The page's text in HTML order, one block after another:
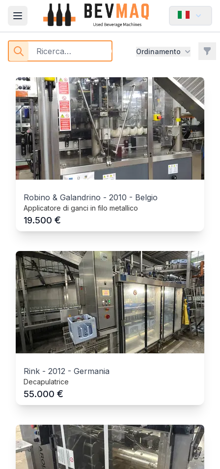
Open main menu
Acquisto di macchine per
Ordinamento
Products
Robino & Galandrino - 2010 - Belgio
Applicatore di ganci in filo metallico
19.500 €
Rink - 2012 - Germania
Decapulatrice
55.000 €
Capsulatura / Decapsulatura - BEVMAQ